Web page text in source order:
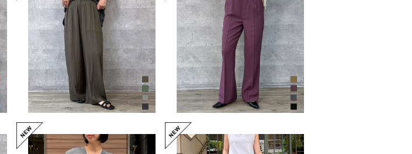
ソフトメモリーパンツ（NO.5
6262607）
¥17,380
フレアーパンツ（NO.562626
27）
¥13,200